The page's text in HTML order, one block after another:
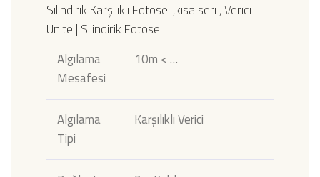
Silindirik Karşılıklı Fotosel ,kısa seri , Verici
Ünite | Silindirik Fotosel
Algılama
Mesafesi
10m < …
Algılama
Tipi
Karşılıklı Verici